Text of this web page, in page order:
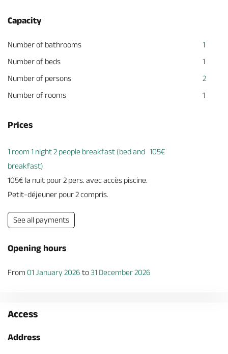
Capacity
Number of bathrooms
1
Number of beds
1
Number of persons
2
Number of rooms
1
Prices
1 room 1 night 2 people breakfast (bed and
breakfast)
105€
105€ la nuit pour 2 pers. avec accès piscine.
Petit-déjeuner pour 2 compris.
See all payments
Opening hours
From 01 January 2026 to31 December 2026
Access
Address